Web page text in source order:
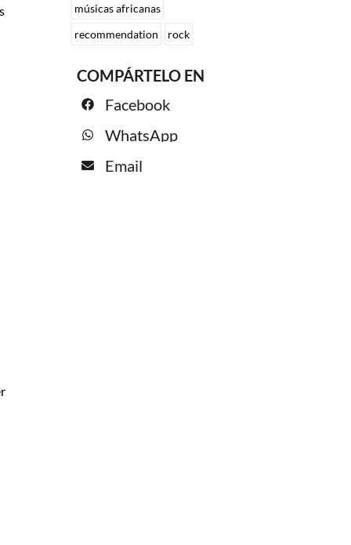
músicas africanas
recommendation
rock
COMPÁRTELO EN
Facebook
WhatsApp
Email